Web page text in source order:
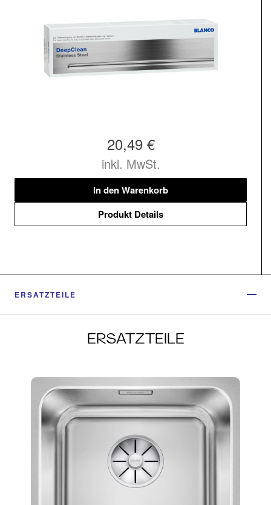
20,49 €
inkl. MwSt.
In den Warenkorb
Produkt Details
ERSATZTEILE
ERSATZTEILE